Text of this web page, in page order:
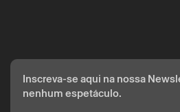
Inscreva-se aqui na nossa
nenhum espetáculo.